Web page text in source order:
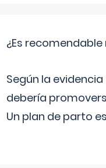
¿Es
Según la
debería
Un plan de parto